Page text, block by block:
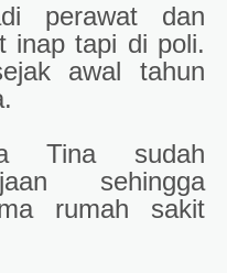
perawat dan
inap tapi di poli.
awal tahun
Tina sudah
sehingga
rumah sakit